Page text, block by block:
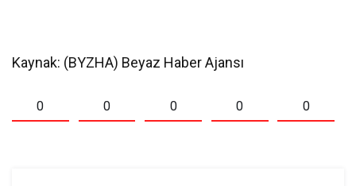
Kaynak: (BYZHA) Beyaz Haber Ajansı
0 0 0 0 0